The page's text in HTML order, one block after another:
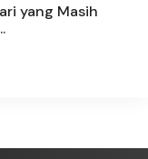
yang Masih